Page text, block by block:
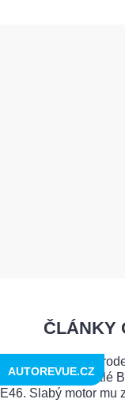
ČLÁNKY
AUTOREVUE.CZ